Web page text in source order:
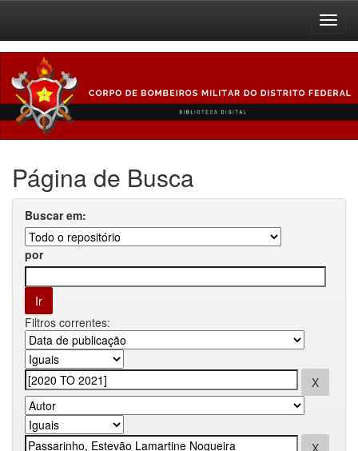
navigation
Página de Busca
Buscar em:
por
Filtros correntes: